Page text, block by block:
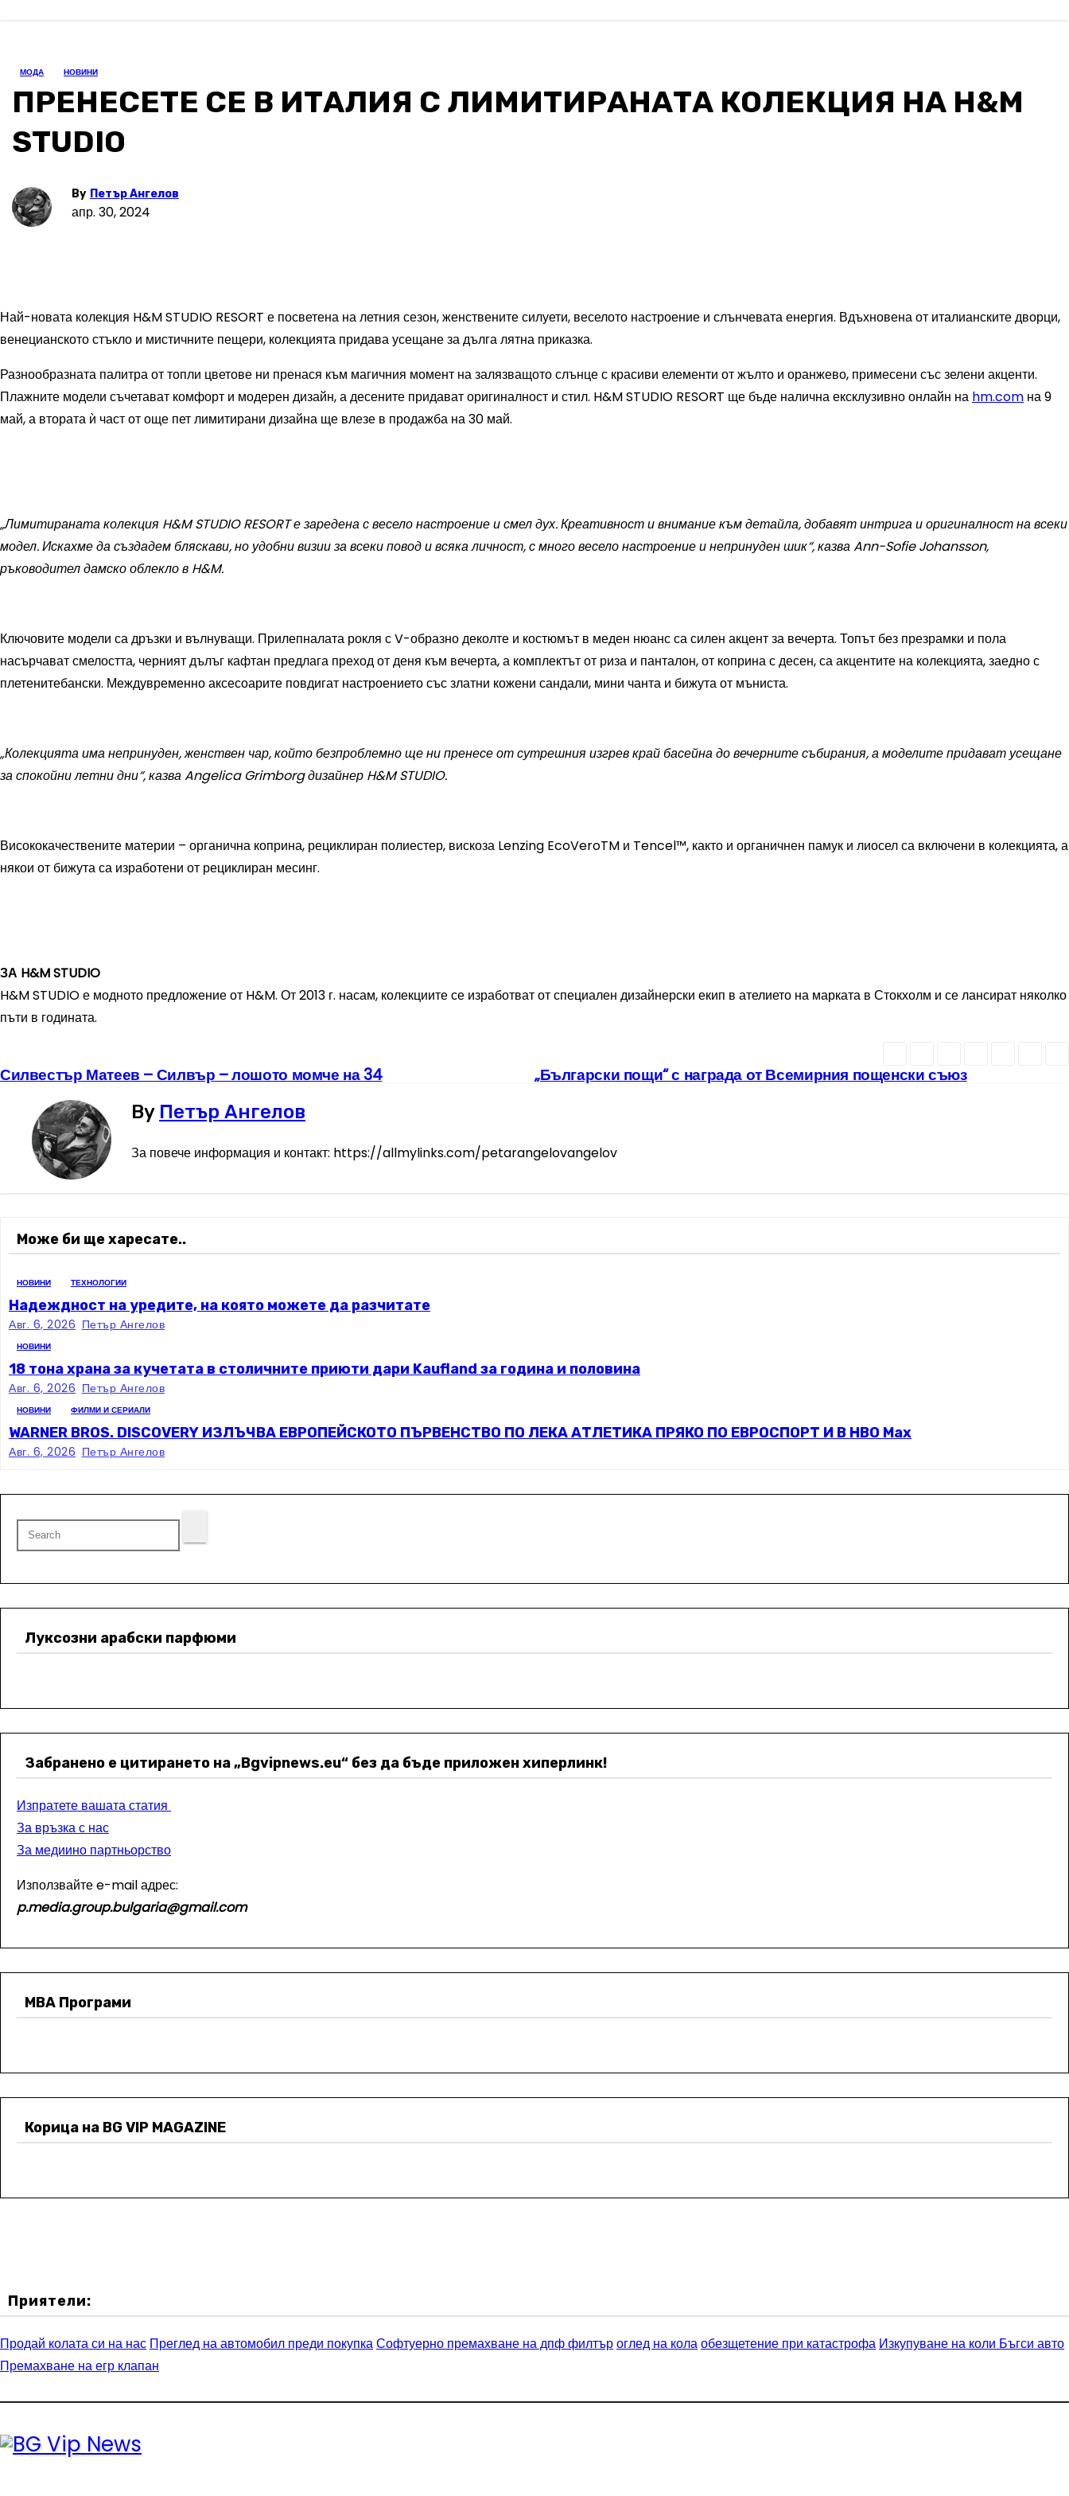
МОДА НОВИНИ
ПРЕНЕСЕТЕ СЕ В ИТАЛИЯ С ЛИМИТИРАНАТА КОЛЕКЦИЯ НА H&M
STUDIO
By Петър Ангелов
апр. 30, 2024
Най-новата колекция H&M STUDIO RESORT е посветена на летния сезон, женствените силуети, веселото настроение и слънчевата енергия. Вдъхновена от италианските дворци,
венецианското стъкло и мистичните пещери, колекцията придава усещане за дълга лятна приказка.
Разнообразната палитра от топли цветове ни пренася към магичния момент на залязващото слънце с красиви елементи от жълто и оранжево, примесени със зелени акценти.
Плажните модели съчетават комфорт и модерен дизайн, а десените придават оригиналност и стил. H&M STUDIO RESORT ще бъде налична ексклузивно онлайн на hm.com на 9
май, а втората ѝ част от още пет лимитирани дизайна ще влезе в продажба на 30 май.
„Лимитираната колекция H&M STUDIO RESORT е заредена с весело настроение и смел дух. Креативност и внимание към детайла, добавят интрига и оригиналност на всеки
модел. Искахме да създадем бляскави, но удобни визии за всеки повод и всяка личност, с много весело настроение и непринуден шик“, казва Ann-Sofie Johansson,
ръководител дамско облекло в H&M.
Ключовите модели са дръзки и вълнуващи. Прилепналата рокля с V-образно деколте и костюмът в меден нюанс са силен акцент за вечерта. Топът без презрамки и пола
насърчават смелостта, черният дълъг кафтан предлага преход от деня към вечерта, а комплектът от риза и панталон, от коприна с десен, са акцентите на колекцията, заедно с
плетенитебански. Междувременно аксесоарите повдигат настроението със златни кожени сандали, мини чанта и бижута от мъниста.
„Колекцията има непринуден, женствен чар, който безпроблемно ще ни пренесе от сутрешния изгрев край басейна до вечерните събирания, а моделите придават усещане
за спокойни летни дни“, казва Angelica Grimborg дизайнер H&M STUDIO.
Висококачествените материи – органична коприна, рециклиран полиестер, вискоза Lenzing EcoVeroTM и Tencel™, както и органичнен памук и лиосел са включени в колекцията, а
някои от бижута са изработени от рециклиран месинг.
ЗА H&MSTUDIO
H&M STUDIO е модното предложение от H&M. От 2013 г. насам, колекциите се изработват от специален дизайнерски екип в ателието на марката в Стокхолм и се лансират няколко
пъти в годината.
Н
а
и
„Български пощи“ с награда от Всемирния пощенски съюз
Силвестър Матеев – Силвър – лошото момче на 34
By Петър Ангелов
За повече информация и контакт: https://allmylinks.com/petarangelovangelov
Може би ще харесате..
НОВИНИ ТЕХНОЛОГИИ
Надеждност на уредите, на която можете да разчитате
Авг. 6, 2026 Петър Ангелов
НОВИНИ
18 тона храна за кучетата в столичните приюти дари Kaufland за година и половина
Авг. 6, 2026 Петър Ангелов
НОВИНИ ФИЛМИ И СЕРИАЛИ
WARNER BROS. DISCOVERY ИЗЛЪЧВА ЕВРОПЕЙСКОТО ПЪРВЕНСТВО ПО ЛЕКА АТЛЕТИКА ПРЯКО ПО ЕВРОСПОРТ И В НВО Мах
Авг. 6, 2026 Петър Ангелов
Луксозни арабски парфюми
Забранено е цитирането на „Bgvipnews.eu“ без да бъде приложен хиперлинк!
Изпратете вашата статия
За връзка с нас
За медиино партньорство
Използвайте e-mail адрес:
p.media.group.bulgaria@gmail.com
МВА Програми
Корица на BG VIP MAGAZINE
Приятели:
Продай колата си на нас Преглед на автомобил преди покупкаСофтуерно премахване на дпф филтъроглед на колаобезщетение при катастрофа Изкупуване на коли Бъгси авто
Премахване на егр клапан